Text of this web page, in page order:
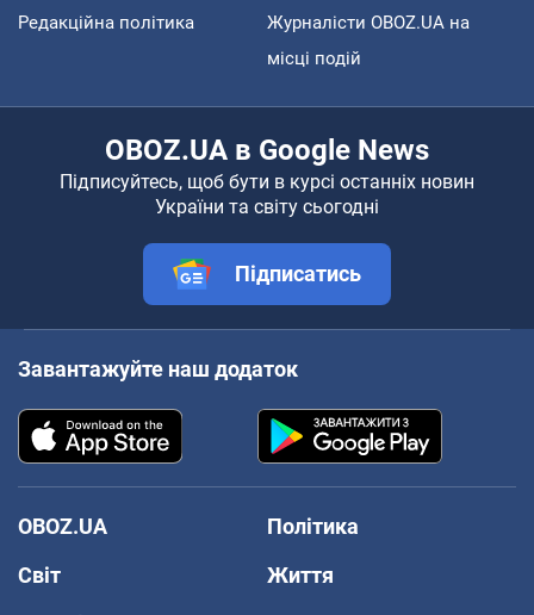
Редакційна політика
Журналісти OBOZ.UA на
місці подій
OBOZ.UA в Google News
Підписуйтесь, щоб бути в курсі останніх новин
України та світу сьогодні
Підписатись
Завантажуйте наш додаток
OBOZ.UA
Політика
Світ
Життя